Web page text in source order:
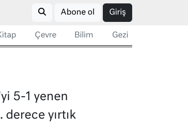
Abone ol Giriş
Çevre Bilim Gezi
5-1 yenen
yırtık